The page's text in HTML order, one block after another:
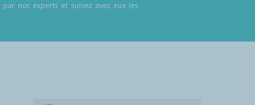
nos experts et suivez avec eux les